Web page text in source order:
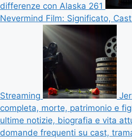
differenze con Alaska 261
Nevermind Film: Significato,
Streaming
completa, morte, patrimonio e
ultime notizie, biografia e vita
domande frequenti su cast,